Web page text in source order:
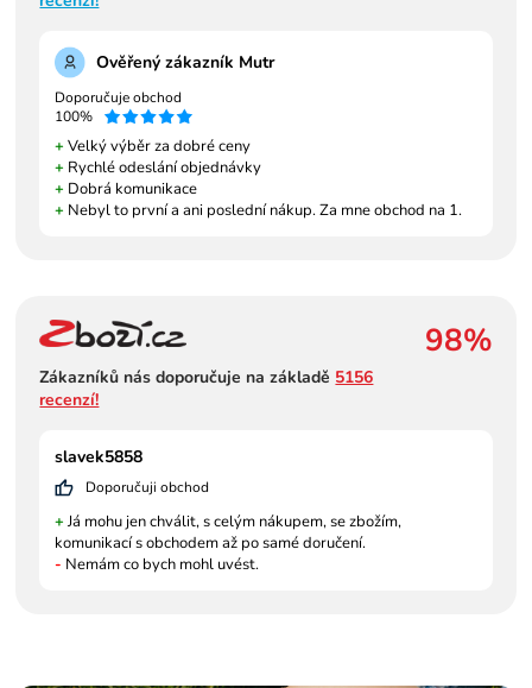
Ověřený zákazník Mutr
Doporučuje obchod
100%
+ Velký výběr za dobré ceny
+ Rychlé odeslání objednávky
+ Dobrá komunikace
+ Nebyl to první a ani poslední nákup. Za mne obchod na 1.
98%
Zákazníků nás doporučuje na základě 5156
recenzí!
slavek5858
Doporučuji obchod
+ Já mohu jen chválit, s celým nákupem, se zbožím,
komunikací s obchodem až po samé doručení.
- Nemám co bych mohl uvést.